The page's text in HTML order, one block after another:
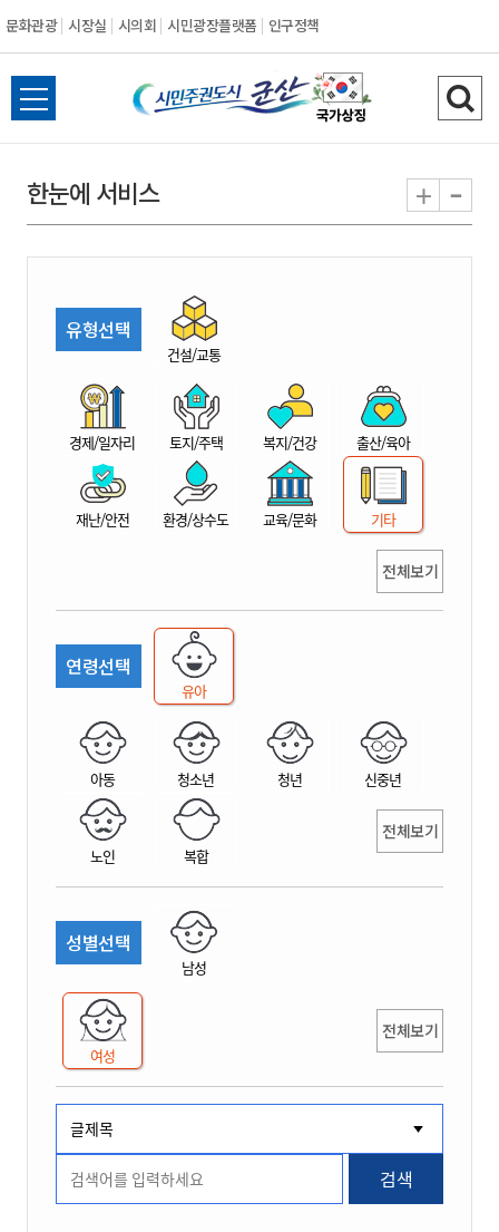
문화관광 시장실 시의회 시민광장플랫폼 인구정책
시
민
권
시
산
전
체
뉴
열
검
색
기
한눈에 서비스 + -
유형선택
건설/교통
경제/일자리 토지/주택 복지/건강 출산/육아
재난/안전 환경/상수도 교육/문화 기타
전체보기
연령선택
유아
아동 청소년 청년 신중년
노인 복합
전체보기
성별선택
남성
여성
전체보기
검색